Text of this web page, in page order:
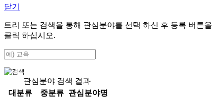
닫기
트리 또는 검색을 통해 관심분야를 선택 하신 후 등록 버튼을
클릭 하십시오.
관심분야 검색 결과
대분류
중분류
관심분야명